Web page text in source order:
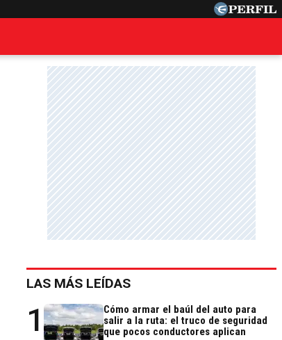
LAS MÁS LEÍDAS
1
Cómo armar el baúl del auto para
salir a la ruta: el truco de seguridad
que pocos conductores aplican